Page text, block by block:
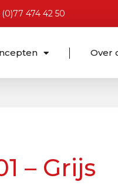
(0)77 474 42 50
Over
– Grijs